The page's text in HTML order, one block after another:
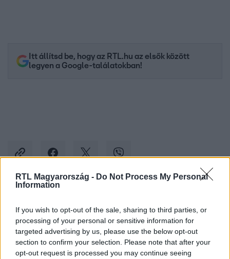
RTL Magyarország - Do Not Process My Personal
Information
If you wish to opt-out of the sale, sharing to third parties, or
processing of your personal or sensitive information for
targeted advertising by us, please use the below opt-out
section to confirm your selection. Please note that after your
opt-out request is processed you may continue seeing
Itt állítsd be, hogy az RTL.hu az elsők között
legyen a Google-találatokban!
Facebookon is!
Követem